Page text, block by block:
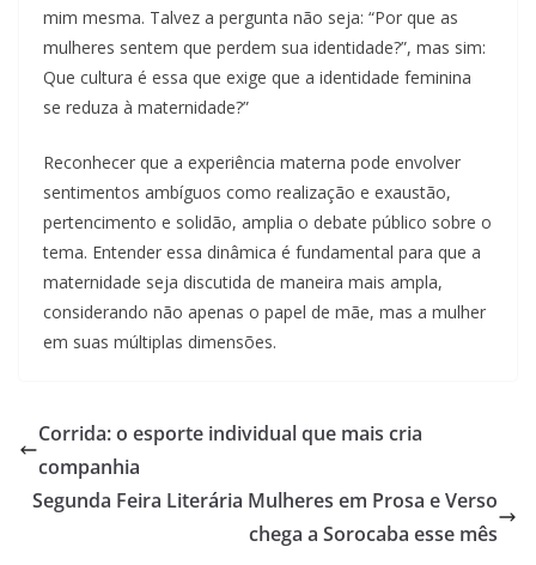
mim mesma. Talvez a pergunta não seja: “Por que as
mulheres sentem que perdem sua identidade?”, mas sim:
Que cultura é essa que exige que a identidade feminina
se reduza à maternidade?”
Reconhecer que a experiência materna pode envolver
sentimentos ambíguos como realização e exaustão,
pertencimento e solidão, amplia o debate público sobre o
tema. Entender essa dinâmica é fundamental para que a
maternidade seja discutida de maneira mais ampla,
considerando não apenas o papel de mãe, mas a mulher
em suas múltiplas dimensões.
Corrida: o esporte individual que mais cria
companhia
Segunda Feira Literária Mulheres em Prosa e Verso
chega a Sorocaba esse mês